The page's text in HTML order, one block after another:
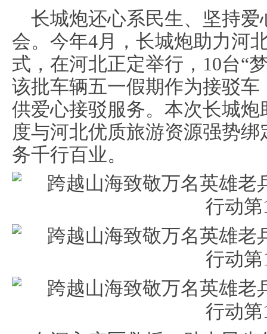
长城炮还心系民生、坚持
会。今年4月，长城炮助力河
式，在河北正定举行，10台“
该批车辆五一假期作为接驳
供爱心接驳服务。本次长城
度与河北优质旅游资源强势
务千行百业。